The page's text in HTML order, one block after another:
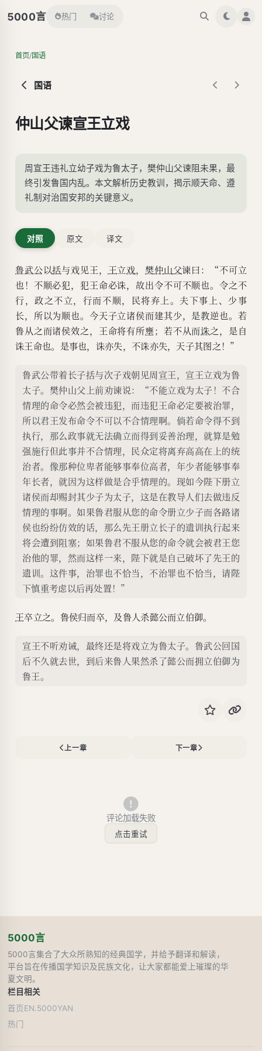
5000言 热门 讨论
首页/国语
国语
仲山父谏宣王立戏
周宣王违礼立幼子戏为鲁太子，樊仲山父谏阻未果，最
终引发鲁国内乱。本文解析历史教训，揭示顺天命、遵
礼制对治国安邦的关键意义。
对照 原文 译文
鲁武公以括与戏见王， 王立戏，樊仲山父谏曰：“不可立
也！不顺必犯，犯王命必诛，故出令不可不顺也。令之不
行，政之不立，行而不顺，民将弃上。夫下事上、少事
长，所以为顺也。今天子立诸侯而建其少，是教逆也。若
鲁从之而诸侯效之，王命将有所壅；若不从而诛之，是自
诛王命也。是事也，诛亦失，不诛亦失，天子其图之！”
鲁武公带着长子括与次子戏朝见周宣王，宣王立戏为鲁
太子。樊仲山父上前劝谏说：“不能立戏为太子！不合
情理的命令必然会被违犯，而违犯王命必定要被治罪，
所以君王发布命令不可以不合情理啊。倘若命令得不到
执行，那么政事就无法确立而得到妥善治理，就算是勉
强施行但此事并不合情理，民众定将离弃高高在上的统
治者。像那种位卑者能够事奉位高者，年少者能够事奉
年长者，就因为这样做是合乎情理的。现如今陛下册立
诸侯而却赐封其少子为太子，这是在教导人们去做违反
情理的事啊。如果鲁君服从您的命令册立少子而各路诸
侯也纷纷仿效的话，那么先王册立长子的遗训执行起来
将会遭到阻塞；如果鲁君不服从您的命令就会被君王您
治他的罪，然而这样一来，陛下就是自己破坏了先王的
遗训。这件事，治罪也不恰当，不治罪也不恰当，请陛
下慎重考虑以后再处置！”
王卒立之。鲁侯归而卒，及鲁人杀懿公而立伯御。
宣王不听劝诫，最终还是将戏立为鲁太子。鲁武公回国
后不久就去世，到后来鲁人果然杀了懿公而拥立伯御为
鲁王。
上一章 下一章
评论加载失败
点击重试
5000言
5000言集合了大众所熟知的经典国学，并给予翻译和解读，
平台旨在传播国学知识及民族文化，让大家都能爱上璀璨的华
夏文明。
栏目
首页
热门
相关
EN.5000YAN